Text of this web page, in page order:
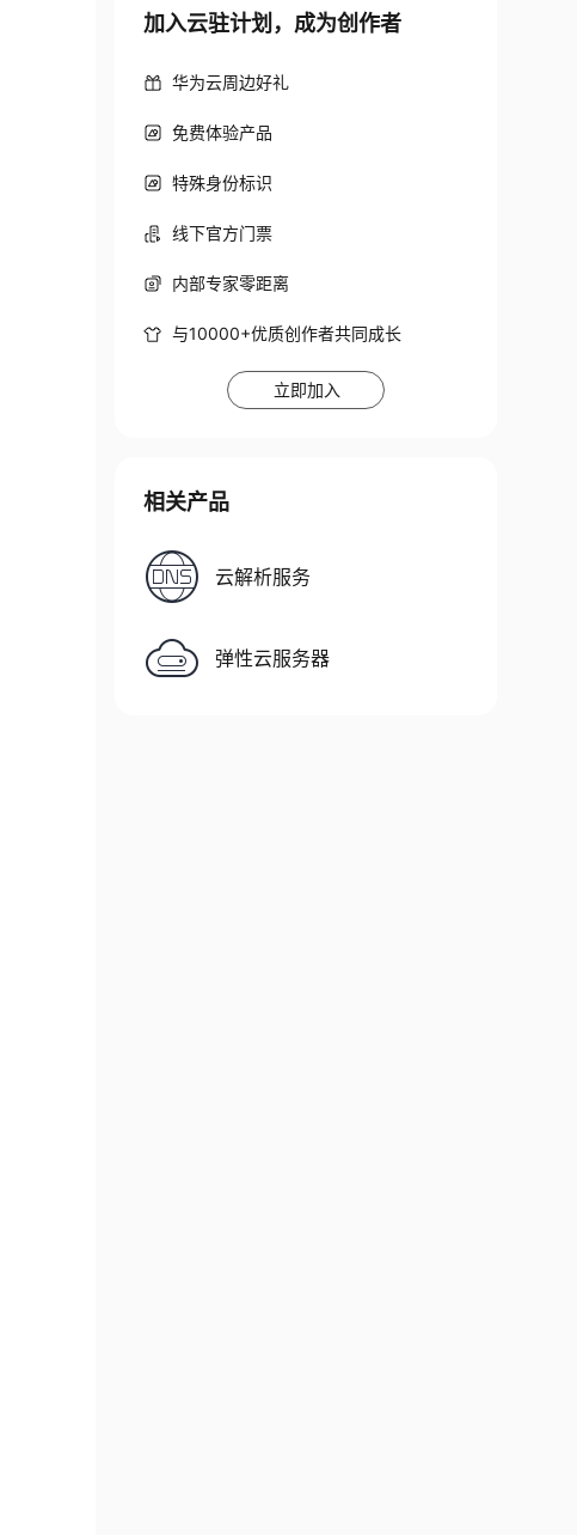
加入云驻计划，成为创作者
华为云周边好礼
免费体验产品
特殊身份标识
线下官方门票
内部专家零距离
与10000+优质创作者共同成长
立即加入
相关产品
云解析服务
弹性云服务器